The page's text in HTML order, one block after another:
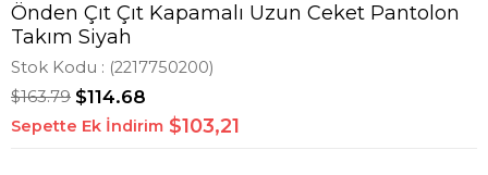
Önden Çıt Çıt Kapamalı Uzun Ceket Pantolon
Takım Siyah
Stok Kodu (2217750200)
$163.79 $114.68
Sepette Ek İndirim $103,21